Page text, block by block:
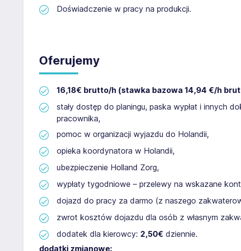
Doświadczenie w pracy na produkcji.
Oferujemy
16,18€ brutto/h (stawka bazowa 14,94 €/h
stały dostęp do planingu, paska wypłat i innych
pracownika,
pomoc w organizacji wyjazdu do Holandii,
opieka koordynatora w Holandii,
ubezpieczenie Holland Zorg,
wypłaty tygodniowe – przelewy na wskazane
dojazd do pracy za darmo (z naszego
zwrot kosztów dojazdu dla osób z własnym
dodatek dla kierowcy: 2,50€ dziennie.
dodatki zmianowe: